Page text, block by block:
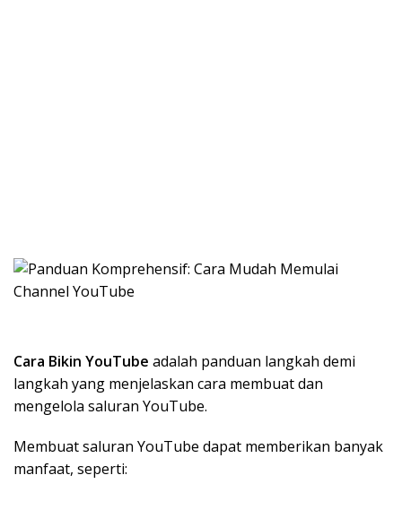
Cara Bikin YouTube adalah panduan langkah demi
langkah yang menjelaskan cara membuat dan
mengelola saluran YouTube.
Membuat saluran YouTube dapat memberikan banyak
manfaat, seperti: